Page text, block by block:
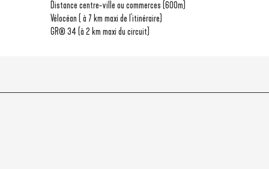
Distance centre-ville ou commerces (600m)
Vélocéan ( à 7 km maxi de l'itinéraire)
GR® 34 (à 2 km maxi du circuit)